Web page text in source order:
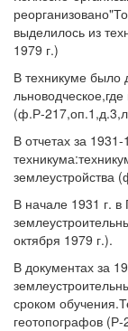
выделилось из
1979 г.)
В техникуме было
(ф.Р-
В отчетах за
землеустройства
В начале 1931 г.
октября 1979 г.).
В документах за
сроком
геотопографов